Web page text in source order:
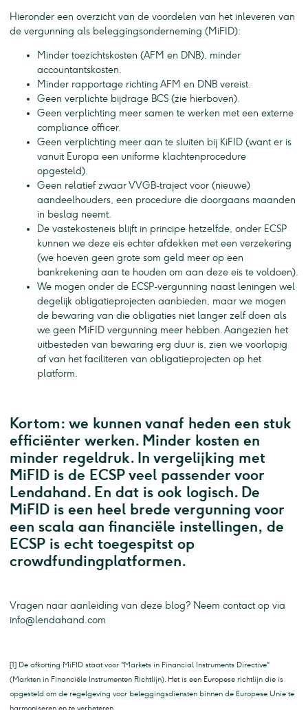
Hieronder een overzicht van de voordelen van het inleveren van
de vergunning als beleggingsonderneming (MiFID):
Minder toezichtskosten (AFM en DNB), minder
accountantskosten.
Minder rapportage richting AFM en DNB vereist.
Geen verplichte bijdrage BCS (zie hierboven).
Geen verplichting meer samen te werken met een externe
compliance officer.
Geen verplichting meer aan te sluiten bij KiFID (want er is
vanuit Europa een uniforme klachtenprocedure
opgesteld).
Geen relatief zwaar VVGB-traject voor (nieuwe)
aandeelhouders, een procedure die doorgaans maanden
in beslag neemt.
De vastekosteneis blijft in principe hetzelfde, onder ECSP
kunnen we deze eis echter afdekken met een verzekering
(we hoeven geen grote som geld meer op een
bankrekening aan te houden om aan deze eis te voldoen).
We mogen onder de ECSP-vergunning naast leningen wel
degelijk obligatieprojecten aanbieden, maar we mogen
de bewaring van die obligaties niet langer zelf doen als
we geen MiFID vergunning meer hebben. Aangezien het
uitbesteden van bewaring erg duur is, zien we voorlopig
af van het faciliteren van obligatieprojecten op het
platform.
Kortom: we kunnen vanaf heden een stuk
efficiënter werken. Minder kosten en
minder regeldruk. In vergelijking met
MiFID is de ECSP veel passender voor
Lendahand. En dat is ook logisch. De
MiFID is een heel brede vergunning voor
een scala aan financiële instellingen, de
ECSP is echt toegespitst op
crowdfundingplatformen.
Vragen naar aanleiding van deze blog? Neem contact op via
info@lendahand.com
[1] De afkorting MiFID staat voor "Markets in Financial Instruments Directive"
(Markten in Financiële Instrumenten Richtlijn). Het is een Europese richtlijn die is
opgesteld om de regelgeving voor beleggingsdiensten binnen de Europese Unie te